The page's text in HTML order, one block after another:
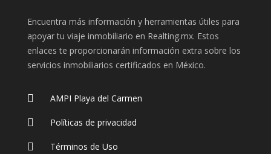
Encuentra más información y herramientas útiles para
apoyar tu viaje inmobiliario en Realting.mx. Estos
enlaces te proporcionarán información extra sobre los
servicios inmobiliarios certificados en México.
AMPI Playa del Carmen
Políticas de privacidad
Términos de Uso